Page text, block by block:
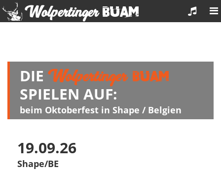
WolpertingerBuam
DIE Wolpertinger Buam
SPIELEN AUF:
beim Oktoberfest in Shape / Belgien
19.09.26
Shape/BE